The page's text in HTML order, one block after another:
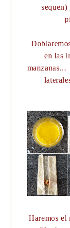
en las
manzanas...
Haremos el